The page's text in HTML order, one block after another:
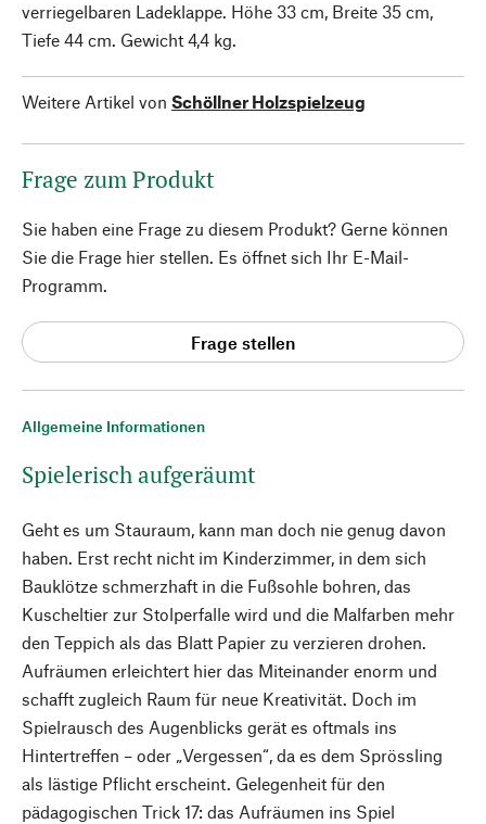
Allgemeine Informationen
Spielerisch aufgeräumt
Geht es um Stauraum, kann man doch nie genug davon
haben. Erst recht nicht im Kinderzimmer, in dem sich
Bauklötze schmerzhaft in die Fußsohle bohren, das
Kuscheltier zur Stolperfalle wird und die Malfarben mehr
den Teppich als das Blatt Papier zu verzieren drohen.
Aufräumen erleichtert hier das Miteinander enorm und
schafft zugleich Raum für neue Kreativität. Doch im
Spielrausch des Augenblicks gerät es oftmals ins
Hintertreffen – oder „Vergessen“, da es dem Sprössling
als lästige Pflicht erscheint. Gelegenheit für den
pädagogischen Trick 17: das Aufräumen ins Spiel
verriegelbaren Ladeklappe. Höhe 33 cm, Breite 35 cm,
Tiefe 44 cm. Gewicht 4,4 kg.
Weitere Artikel von Schöllner Holzspielzeug
Frage zum Produkt
Sie haben eine Frage zu diesem Produkt? Gerne können
Sie die Frage hier stellen. Es öffnet sich Ihr E-Mail-
Programm.
Frage stellen